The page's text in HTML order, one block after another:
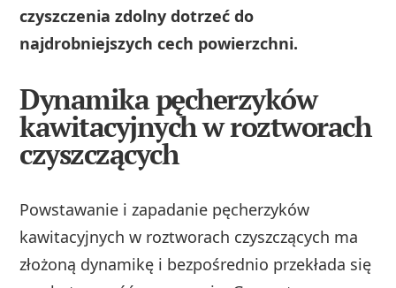
czyszczenia zdolny dotrzeć do
najdrobniejszych cech powierzchni.
Dynamika pęcherzyków
kawitacyjnych w roztworach
czyszczących
Powstawanie i zapadanie pęcherzyków
kawitacyjnych w roztworach czyszczących ma
złożoną dynamikę i bezpośrednio przekłada się